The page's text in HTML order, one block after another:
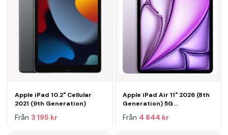
Apple iPad 10.2" Cellular
2021 (9th Generation)
Från 3 195 kr
Apple iPad Air 11" 2026 (8th
Generation) 5G
Från 4 844 kr